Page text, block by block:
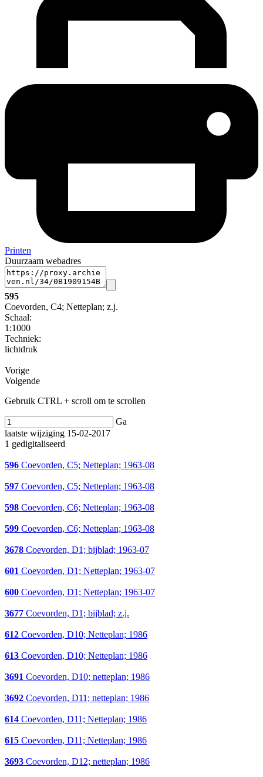
Printen
Duurzaam webadres
595
Coevorden, C4; Netteplan; z.j.
Schaal:
1:1000
Techniek:
lichtdruk
Vorige
Volgende
Gebruik CTRL + scroll om te scrollen
Ga
laatste wijziging 15-02-2017
1 gedigitaliseerd
596 Coevorden, C5; Netteplan; 1963-08
597 Coevorden, C5; Netteplan; 1963-08
598 Coevorden, C6; Netteplan; 1963-08
599 Coevorden, C6; Netteplan; 1963-08
3678 Coevorden, D1; bijblad; 1963-07
601 Coevorden, D1; Netteplan; 1963-07
600 Coevorden, D1; Netteplan; 1963-07
3677 Coevorden, D1; bijblad; z.j.
612 Coevorden, D10; Netteplan; 1986
613 Coevorden, D10; Netteplan; 1986
3691 Coevorden, D10; netteplan; 1986
3692 Coevorden, D11; netteplan; 1986
614 Coevorden, D11; Netteplan; 1986
615 Coevorden, D11; Netteplan; 1986
3693 Coevorden, D12; netteplan; 1986